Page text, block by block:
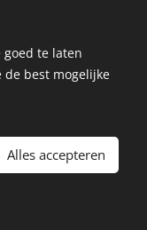
I ImpressumI
goed te laten
best mogelijke
Alles accepteren